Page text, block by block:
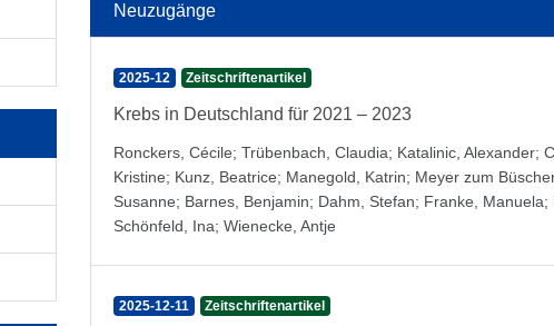
Neuzugänge
2025-12 Zeitschriftenartikel
Krebs in Deutschland für 2021 – 2023
Ronckers, Cécile; Trübenbach, Claudia; Katalinic, Alexander;
Kristine; Kunz, Beatrice; Manegold, Katrin; Meyer zum
Susanne; Barnes, Benjamin; Dahm, Stefan; Franke, Manuela;
Schönfeld, Ina; Wienecke, Antje
2025-12-11 Zeitschriftenartikel